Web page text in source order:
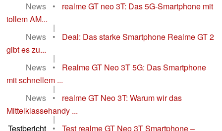
News
•
realme GT neo 3T: Das 5G-Smartphone mit
tollem AM...
|
News
•
Deal: Das starke Smartphone Realme GT 2
gibt es zu...
|
News
•
Realme GT Neo 3T 5G: Das Smartphone
mit schnellem ...
|
News
•
realme GT Neo 3T: Warum wir das
Mittelklassehandy ...
|
Testbericht
• Test realme GT Neo 3T Smartphone –